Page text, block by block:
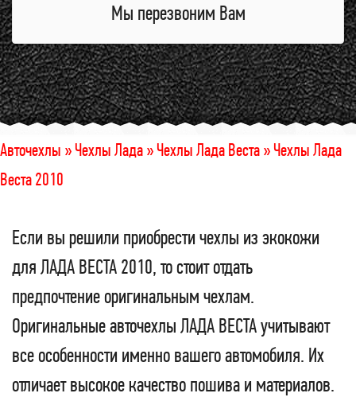
Мы перезвоним Вам
Авточехлы »Чехлы Лада »Чехлы Лада Веста »Чехлы Лада
Веста 2010
Если вы решили приобрести чехлы из экокожи
для ЛАДА ВЕСТА 2010, то стоит отдать
предпочтение оригинальным чехлам.
Оригинальные авточехлы ЛАДА ВЕСТА учитывают
все особенности именно вашего автомобиля. Их
отличает высокое качество пошива и материалов.